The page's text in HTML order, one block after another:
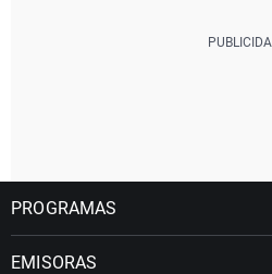
PROGRAMAS
EMISORAS